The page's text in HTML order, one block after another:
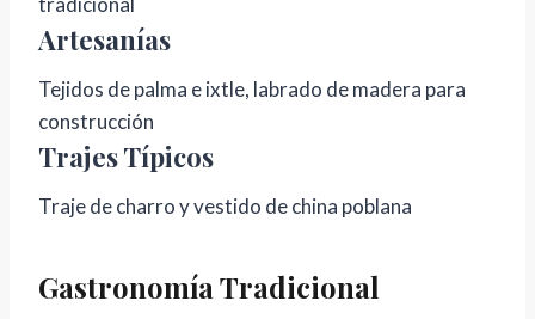
Artesanías
Tejidos de palma e ixtle, labrado de madera para
construcción
Trajes Típicos
Traje de charro y vestido de china poblana
Gastronomía Tradicional